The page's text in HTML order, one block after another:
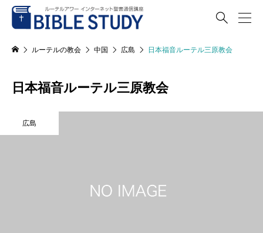

ルーテルの教会 中国 広島 日本福音ルーテル三原教会
日本福音ルーテル三原教会
広島